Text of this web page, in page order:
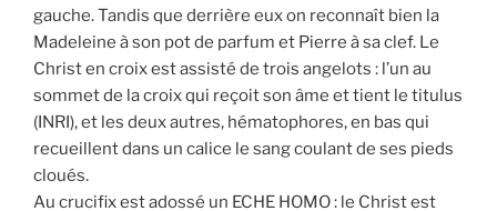
gauche. Tandis que derrière eux on reconnaît bien la
Madeleine à son pot de parfum et Pierre à sa clef. Le
Christ en croix est assisté de trois angelots : l’un au
sommet de la croix qui reçoit son âme et tient le titulus
(INRI), et les deux autres, hématophores, en bas qui
recueillent dans un calice le sang coulant de ses pieds
cloués.
Au crucifix est adossé un ECHE HOMO : le Christ est